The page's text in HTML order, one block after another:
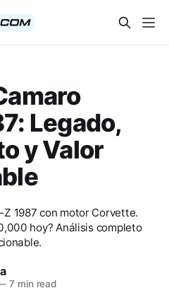
Legado,
y Valor
Z 1987 con motor Corvette.
hoy? Análisis completo
7 min read